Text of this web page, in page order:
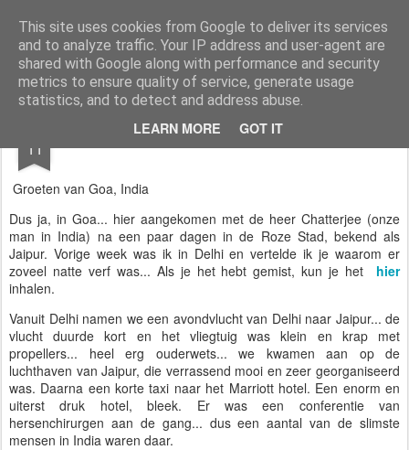
This site uses cookies from Google to deliver its services
and to analyze traffic. Your IP address and user-agent are
shared with Google along with performance and security
metrics to ensure quality of service, generate usage
statistics, and to detect and address abuse.
LEARN MORE GOT IT
AWGifts Nederland Welkom terug bij AWGifts Europe - Uw groothandel in cadeauartikelen die door heel Europa levert. Bij AWGifts zijn we toegewijd om u het beste te bieden op het gebied van cadeauartikelen voor de groothandel, uw klanten te verrassen en uw detailhandel te helpen groeien. De enige groothandel die handgemaakte cadeauartikelen rechtstreeks uit India, Indonesië & China - AND produceert aromatherapie, huisparfumartikelen en badkamergeschenken in onze Britse fabriek.
Home
11 🌍 Naar de Roze Stad - David's Blog 🌍
Groeten van Goa, India
Dus ja, in Goa... hier aangekomen met de heer Chatterjee (onze
man in India) na een paar dagen in de Roze Stad, bekend als
Jaipur. Vorige week was ik in Delhi en vertelde ik je waarom er
zoveel natte verf was... Als je het hebt gemist, kun je het
hier
inhalen.
Vanuit Delhi namen we een avondvlucht van Delhi naar Jaipur... de
vlucht duurde kort en het vliegtuig was klein en krap met
propellers... heel erg ouderwets... we kwamen aan op de
luchthaven van Jaipur, die verrassend mooi en zeer georganiseerd
was. Daarna een korte taxi naar het Marriott hotel. Een enorm en
uiterst druk hotel, bleek. Er was een conferentie van
hersenchirurgen aan de gang... dus een aantal van de slimste
mensen in India waren daar.